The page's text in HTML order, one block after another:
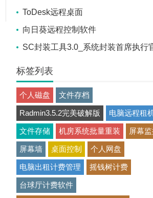
ToDesk远程桌面
向日葵远程控制软件
SC封装工具3.0_系统封装首席执行
标签列表
个人磁盘 文件存档
Radmin3.5.2完美破解版 电脑远程租
文件存储 机房系统批量重装 屏幕
屏幕墙 桌面控制 个人网盘
电脑出租计费管理 摇钱树计费
台球厅计费软件